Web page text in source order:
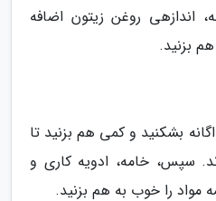
اندازهی روغن زیتون اضافه
بزنید.
بشکنید و کمی هم بزنید تا
سپس، خامه، ادویه کاری و
مواد را خوب به هم بزنید.